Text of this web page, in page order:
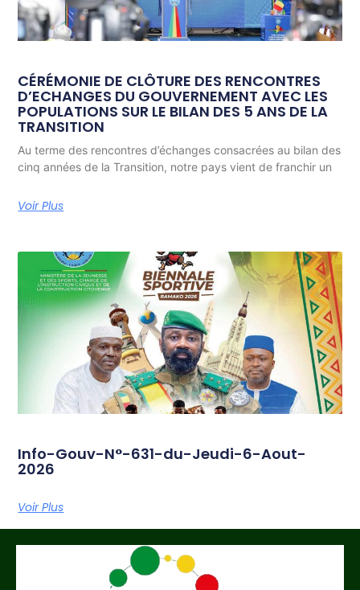
CÉRÉMONIE DE CLÔTURE DES RENCONTRES
D’ECHANGES DU GOUVERNEMENT AVEC LES
POPULATIONS SUR LE BILAN DES 5 ANS DE LA
TRANSITION
Au terme des rencontres d’échanges consacrées au bilan des
cinq années de la Transition, notre pays vient de franchir un
Voir Plus
Info-Gouv-N°-631-du-Jeudi-6-Aout-
2026
Voir Plus